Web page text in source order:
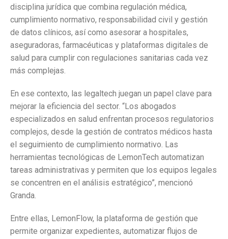
disciplina jurídica que combina regulación médica,
cumplimiento normativo, responsabilidad civil y gestión
de datos clínicos, así como asesorar a hospitales,
aseguradoras, farmacéuticas y plataformas digitales de
salud para cumplir con regulaciones sanitarias cada vez
más complejas.
En ese contexto, las legaltech juegan un papel clave para
mejorar la eficiencia del sector. “Los abogados
especializados en salud enfrentan procesos regulatorios
complejos, desde la gestión de contratos médicos hasta
el seguimiento de cumplimiento normativo. Las
herramientas tecnológicas de LemonTech automatizan
tareas administrativas y permiten que los equipos legales
se concentren en el análisis estratégico”, mencionó
Granda.
Entre ellas, LemonFlow, la plataforma de gestión que
permite organizar expedientes, automatizar flujos de